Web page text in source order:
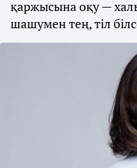
қаржысына оқу —
шашумен тең, тіл